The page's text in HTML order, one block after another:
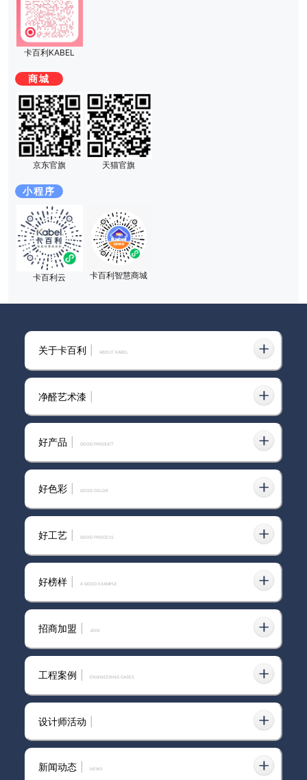
010
2026-07-27
对话海口域建设计孙建兵&舒曼丨把家装成你想要的样
子
011
2026-07-24
卡百利净醛艺术漆质量怎么样？轻松解决装修墙面选择
与环保难题
012
2026-07-24
卡百利净醛艺术漆的跨界引人注目：诺奖得主、清华教
013
2026-07-24
卡百利净醛艺术漆"即刷即住"到底靠什么：法国A+认证
等检测逻辑
014
卡百利净醛艺术漆哪个系列好？选购指南与使用体验解
析
2026-07-23
净醛艺术漆的耐擦洗和防霉：这两个指标比你想的重要
016
2025-10-29
中山市艺术漆品牌加盟指南：如何选择靠谱品牌实现创
业成功
2025-02-13
河南儿童艺术漆厂家
019
020 2025-03-27
临汾市艺术涂料现代风格
2026-07-31
卡百利KABEL
商城
京东官旗 天猫官旗
小程序
卡百利云 卡百利智慧商城
关于卡百利 ABOUT KABEL
净醛艺术漆
好产品 GOOD PRODUCT
好色彩 GOOD COLOR
好工艺 GOOD PROCESS
好榜样 A GOOD EXAMPLE
招商加盟 join
工程案例 ENGINEERING CASES
设计师活动
新闻动态 news